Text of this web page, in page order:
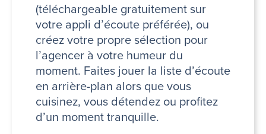
(téléchargeable gratuitement sur
votre appli d’écoute préférée), ou
créez votre propre sélection pour
l’agencer à votre humeur du
moment. Faites jouer la liste d’écoute
en arrière-plan alors que vous
cuisinez, vous détendez ou profitez
d’un moment tranquille.